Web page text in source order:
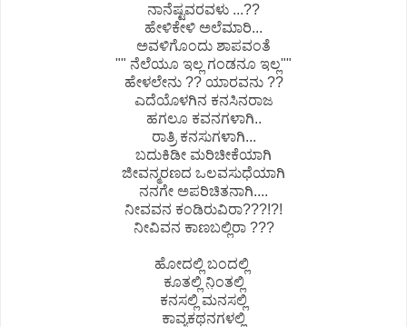
ನಾನೆಷ್ಟವರವಳು ...??
ಹೇಳಿಕೇಳಿ ಅಲೆಮಾರಿ...
ಅವಳಿಗೊಂದು ಶಾಪವಂತೆ
"" ನೆಲೆಯೂ ಇಲ್ಲ ಗಂಡನೂ ಇಲ್ಲ""
ಹೇಳಲೇನು ?? ಯಾರವನು ??
ಎದೆಯೊಳಗಿನ ಕನಸಿನರಾಜ
ಹಗಲೂ ಕವನಗಳಾಗಿ..
ರಾತ್ರಿ ಕನಸುಗಳಾಗಿ...
ಬದುಕಿಡೀ ಮರಿಚೀಕೆಯಾಗಿ
ಜೀವನ್ಮರಣದ ಒಲವಸುಧೆಯಾಗಿ
ನನಗೇ ಅಪರಿಚಿತನಾಗಿ....
ನೀವವನ ಕಂಡಿರುವಿರಾ???!?!
ನೀವಿವನ ಕಾಣಬಲ್ಲಿರಾ ???
ಹೋದಲ್ಲಿ ಬಂದಲ್ಲಿ
ಕೂತಲ್ಲಿ ನಿ಼ಂತಲ್ಲಿ
ಕನಸಲ್ಲಿ ಮನಸಲ್ಲಿ
ಕಾವ್ಯಕಥನಗಳಲ್ಲಿ